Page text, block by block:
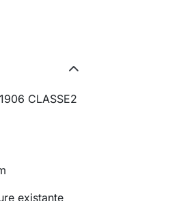
CLASSE2
existante